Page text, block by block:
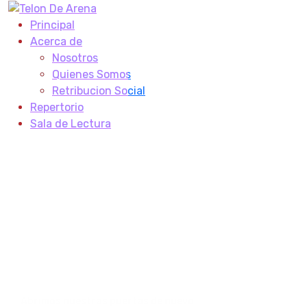
Principal
Acerca de
Nosotros
Quienes Somos
Retribucion Social
Repertorio
Sala de Lectura